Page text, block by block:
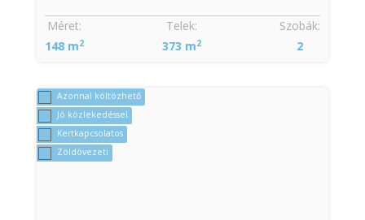
Szobák:
2
Méret:
148 m2
Telek:
373 m2
Azonnal költözhető
Jó közlekedéssel
Kertkapcsolatos
Zöldövezeti